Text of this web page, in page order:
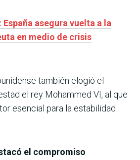
asegura vuelta a la
en medio de crisis
también elogió el
el rey Mohammed VI, al que
esencial para la estabilidad
el compromiso